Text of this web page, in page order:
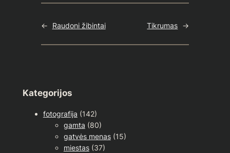
← Raudoni žibintai Tikrumas →
Kategorijos
fotografija (142)
gamta (80)
gatvės menas(15)
miestas(37)